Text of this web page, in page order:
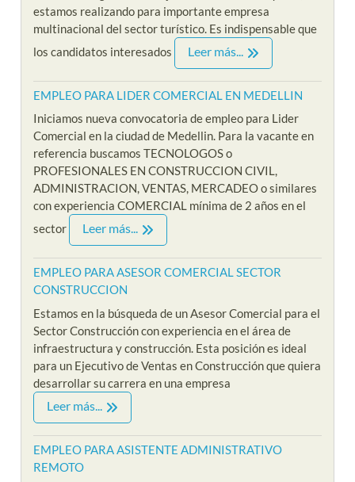
estamos realizando para importante empresa
multinacional del sector turístico. Es indispensable que
los candidatos interesados
Leer más...
EMPLEO PARA LIDER COMERCIAL EN MEDELLIN
Iniciamos nueva convocatoria de empleo para Lider
Comercial en la ciudad de Medellin. Para la vacante en
referencia buscamos TECNOLOGOS o
PROFESIONALES EN CONSTRUCCION CIVIL,
ADMINISTRACION, VENTAS, MERCADEO o similares
con experiencia COMERCIAL mínima de 2 años en el
sector
Leer más...
EMPLEO PARA ASESOR COMERCIAL SECTOR
CONSTRUCCION
Estamos en la búsqueda de un Asesor Comercial para el
Sector Construcción con experiencia en el área de
infraestructura y construcción. Esta posición es ideal
para un Ejecutivo de Ventas en Construcción que quiera
desarrollar su carrera en una empresa
Leer más...
EMPLEO PARA ASISTENTE ADMINISTRATIVO
REMOTO